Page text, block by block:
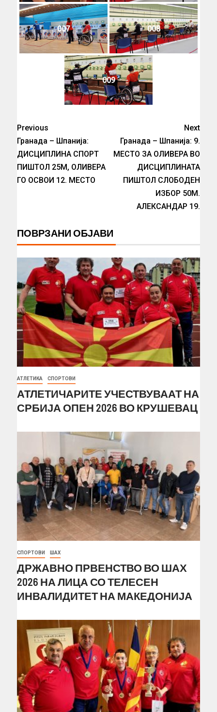
007 008
009
Previous
Гранада – Шпанија:
ДИСЦИПЛИНА СПОРТ
ПИШТОЛ 25М, ОЛИВЕРА
ГО ОСВОИ 12. МЕСТО
Next
Гранада – Шпанија: 9.
МЕСТО ЗА ОЛИВЕРА ВО
ДИСЦИПЛИНАТА
ПИШТОЛ СЛОБОДЕН
ИЗБОР 50М.
АЛЕКСАНДАР 19.
ПОВРЗАНИ ОБЈАВИ
АТЛЕТИКА СПОРТОВИ
АТЛЕТИЧАРИТЕ УЧЕСТВУВААТ НА
СРБИЈА ОПЕН 2026 ВО КРУШЕВАЦ
СПОРТОВИ ШАХ
ДРЖАВНО ПРВЕНСТВО ВО ШАХ
2026 НА ЛИЦА СО ТЕЛЕСЕН
ИНВАЛИДИТЕТ НА МАКЕДОНИЈА